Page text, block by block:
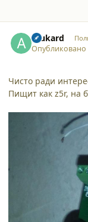
Alukard
Опубликовано
Чисто ради
Пищит как z5r, на